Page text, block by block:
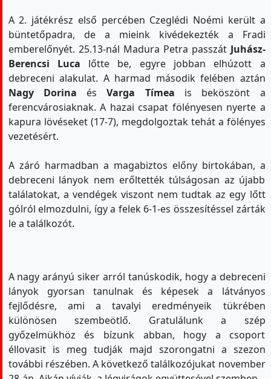
A 2. játékrész első percében Czeglédi Noémi került a
büntetőpadra, de a mieink kivédekezték a Fradi
emberelőnyét. 25.13-nál Madura Petra passzát Juhász-
Berencsi Luca lőtte be, egyre jobban elhúzott a
debreceni alakulat. A harmad második felében aztán
Nagy Dorina ésVarga Tímea is beköszönt a
ferencvárosiaknak. A hazai csapat fölényesen nyerte a
kapura lövéseket (17-7), megdolgoztak tehát a fölényes
vezetésért.
A záró harmadban a magabiztos előny birtokában, a
debreceni lányok nem erőltették túlságosan az újabb
találatokat, a vendégek viszont nem tudtak az egy lőtt
gólról elmozdulni, így a felek 6-1-es összesítéssel zárták
le a találkozót.
A nagy arányú siker arról tanúskodik, hogy a debreceni
lányok gyorsan tanulnak és képesek a látványos
fejlődésre, ami a tavalyi eredményeik tükrében
különösen szembeötlő. Gratulálunk a szép
győzelmükhöz és bízunk abban, hogy a csoport
éllovasit is meg tudják majd szorongatni a szezon
további részében. A következő találkozójukat november